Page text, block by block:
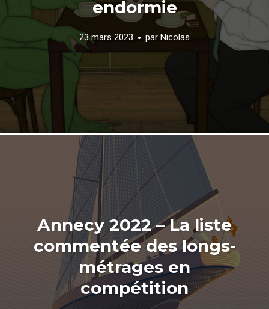
endormie
23 mars 2023 par Nicolas
Annecy 2022 – La liste
commentée des longs-
métrages en
compétition